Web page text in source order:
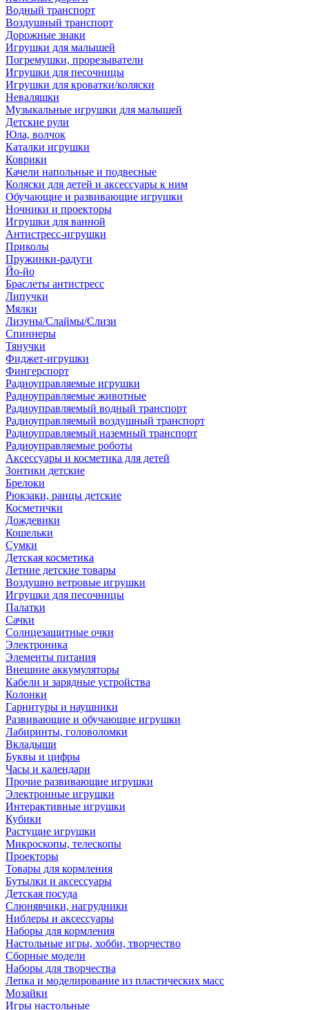
Водный транспорт
Воздушный транспорт
Дорожные знаки
Игрушки для малышей
Погремушки, прорезыватели
Игрушки для песочницы
Игрушки для кроватки/коляски
Неваляшки
Музыкальные игрушки для малышей
Детские рули
Юла, волчок
Каталки игрушки
Коврики
Качели напольные и подвесные
Коляски для детей и аксессуары к ним
Обучающие и развивающие игрушки
Ночники и проекторы
Игрушки для ванной
Антистресс-игрушки
Приколы
Пружинки-радуги
Йо-йо
Браслеты антистресс
Липучки
Мялки
Лизуны/Слаймы/Слизи
Спиннеры
Тянучки
Фиджет-игрушки
Фингерспорт
Радиоуправляемые игрушки
Радиоуправляемые животные
Радиоуправляемый водный транспорт
Радиоуправляемый воздушный транспорт
Радиоуправляемый наземный транспорт
Радиоуправляемые роботы
Аксессуары и косметика для детей
Зонтики детские
Брелоки
Рюкзаки, ранцы детские
Косметички
Дождевики
Кошельки
Сумки
Детская косметика
Летние детские товары
Воздушно ветровые игрушки
Игрушки для песочницы
Палатки
Сачки
Солнцезащитные очки
Электроника
Элементы питания
Внешние аккумуляторы
Кабели и зарядные устройства
Колонки
Гарнитуры и наушники
Развивающие и обучающие игрушки
Лабиринты, головоломки
Вкладыши
Буквы и цифры
Часы и календари
Прочие развивающие игрушки
Электронные игрушки
Интерактивные игрушки
Кубики
Растущие игрушки
Микроскопы, телескопы
Проекторы
Товары для кормления
Бутылки и аксессуары
Детская посуда
Слюнявчики, нагрудники
Ниблеры и аксессуары
Наборы для кормления
Настольные игры, хобби, творчество
Сборные модели
Наборы для творчества
Лепка и моделирование из пластических масс
Мозайки
Игры настольные